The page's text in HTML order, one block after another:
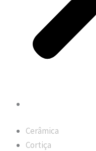
Cerâmica
Cortiça